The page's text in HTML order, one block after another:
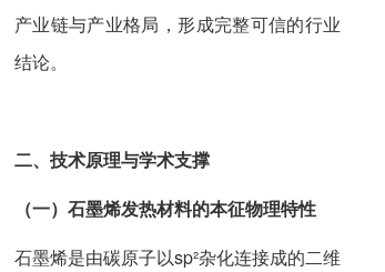
产业链与产业格局，形成完整可信的行业
结论。
二、技术原理与学术支撑
（一）石墨烯发热材料的本征物理特性
石墨烯是由碳原子以sp²杂化连接成的二维